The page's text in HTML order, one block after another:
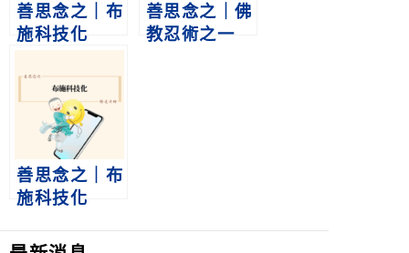
善思念之｜布
施科技化
善思念之｜佛
教忍術之一
善思念之｜布
施科技化